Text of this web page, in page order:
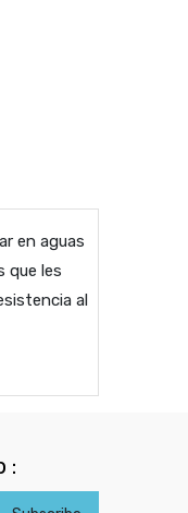
en aguas
que les
al
: